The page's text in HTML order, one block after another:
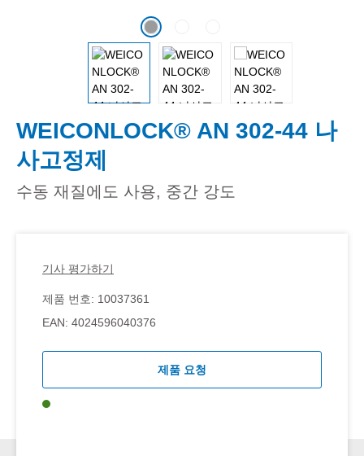
WEICONLOCK® AN 302-44 나
사고정제
수동 재질에도 사용, 중간 강도
기사 평가하기
제품 번호: 10037361
EAN: 4024596040376
제품 요청